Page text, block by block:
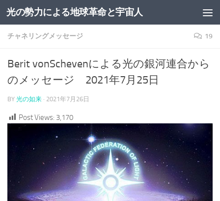
コンテンツへスキップ
光の勢力による地球革命と宇宙人
チャネリングメッセージ 19
Berit vonSchevenによる光の銀河連合から
のメッセージ 2021年7月25日
BY 光の如来 · 2021年7月26日
Post Views: 3,170